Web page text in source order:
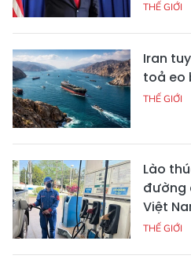
THẾ GIỚI
Iran
toả eo
THẾ GIỚI
Lào
đường
Việt
THẾ GIỚI